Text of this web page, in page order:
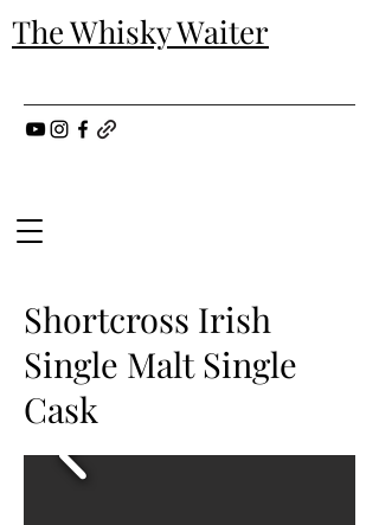
The Whisky Waiter
Shortcross Irish
Single Malt Single
Cask